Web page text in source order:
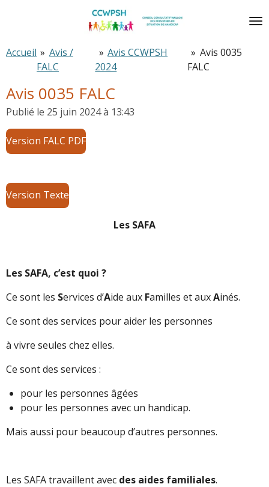
principal
Accueil » Avis /
FALC
» Avis CCWPSH
2024
» Avis 0035
FALC
Avis 0035 FALC
Publié le 25 juin 2024 à 13:43
Version FALC PDF
Version Texte
Les SAFA
Les SAFA, c’est quoi ?
Ce sont les Services d’Aide aux Familles et auxAinés.
Ce sont des services pour aider les personnes
à vivre seules chez elles.
Ce sont des services :
pour les personnes âgées
pour les personnes avec un handicap.
Mais aussi pour beaucoup d’autres personnes.
Les SAFA travaillent avec des aides familiales.